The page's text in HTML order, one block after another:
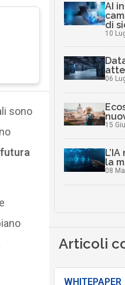
sono
AI
di
10
06
15
la
08
Articoli
WHITEPAPER